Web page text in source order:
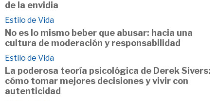
de la envidia
Estilo de Vida
No es lo mismo beber que abusar: hacia una
cultura de moderación y responsabilidad
Estilo de Vida
La poderosa teoría psicológica de Derek Sivers:
cómo tomar mejores decisiones y vivir con
autenticidad